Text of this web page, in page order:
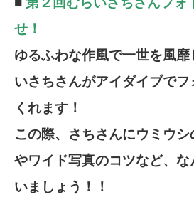
せ！
ゆるふわな作風で一世を風
いさちさんがアイダイブで
くれます！
この際、さちさんにウミウ
やワイド写真のコツなど、な
いましょう！！